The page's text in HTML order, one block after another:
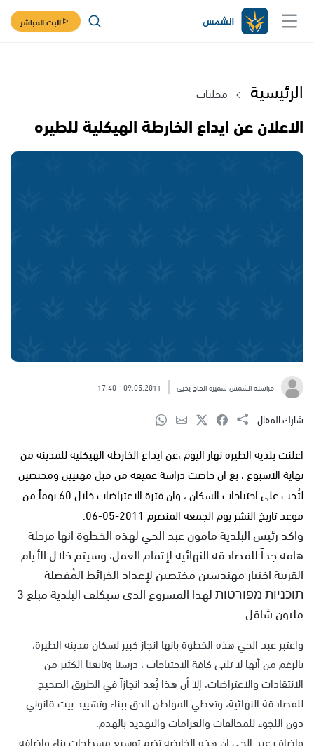
البث المباشر
الرئيسية محليات
الاعلان عن ايداع الخارطة الهيكلية للطيره
مراسلة الشمس سميرة الحاج يحيى 09.05.2011
17:40
شارك المقال
اعلنت بلدية الطيره نهار اليوم ،عن ايداع الخارطة الهيكلية للمدينة من
نهاية الاسبوع ، بع ان خاضت دراسة عميقه من قبل مهنيين ومختصين
لتُجب على احتياجات السكان ، وان فترة الاعتراضات خلال 60 يوماً من
موعد تاريخ النشر يوم الجمعه المنصرم 2011-05-06.
واكد رئيس البلدية مامون عبد الحي لهذه الخطوة انها مرحلة
هامة جداً للمصادقة النهائية لإتمام العمل، وسيتم خلال الأيام
القريبة اختيار مهندسين مختصين لإعداد الخرائط المُفصلة
תוכניות מפורטות لهذا المشروع الذي سيكلف البلدية مبلغ 3
مليون شاقل.
واعتبر عبد الحي هذه الخطوة بانها انجاز كبير لسكان مدينة الطيرة،
بالرغم من أنها لا تلبي كافة الاحتياجات ، درسنا وتابعنا الكثير من
الانتقادات والاعتراضات، إلا أن هذا يُعد انجازاً في الطريق الصحيح
للمصادقة النهائية، وتعطي المواطن الحق ببناء وتشييد بيت قانوني
دون اللجوء للمخالفات والغرامات والتهديد بالهدم.
واضاف عبد الحي ان هذه الخارضة تضم توسيع مسطحات بناء واضافة